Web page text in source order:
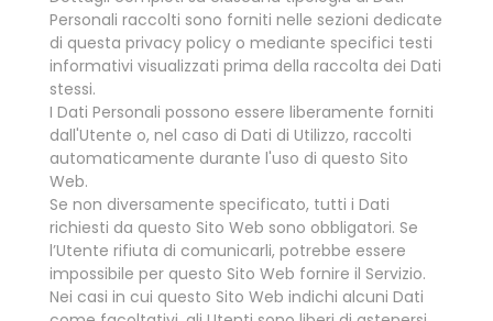
Personali raccolti sono forniti nelle sezioni dedicate
di questa privacy policy o mediante specifici testi
informativi visualizzati prima della raccolta dei Dati
stessi.
I Dati Personali possono essere liberamente forniti
dall'Utente o, nel caso di Dati di Utilizzo, raccolti
automaticamente durante l'uso di questo Sito
Web.
Se non diversamente specificato, tutti i Dati
richiesti da questo Sito Web sono obbligatori. Se
l’Utente rifiuta di comunicarli, potrebbe essere
impossibile per questo Sito Web fornire il Servizio.
Nei casi in cui questo Sito Web indichi alcuni Dati